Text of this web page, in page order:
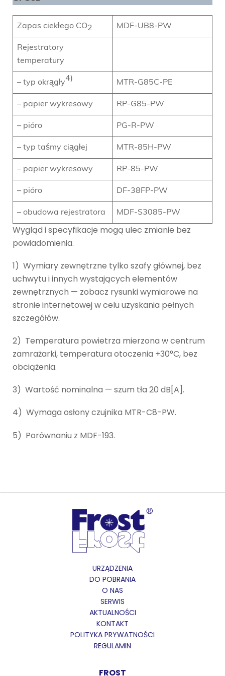
Zapas ciekłego CO2 MDF-UB8-PW
Rejestratory
temperatury
– typ okrągły4) MTR-G85C-PE
– papier wykresowy RP-G85-PW
– pióro PG-R-PW
– typ taśmy ciągłej MTR-85H-PW
– papier wykresowy RP-85-PW
– pióro DF-38FP-PW
– obudowa rejestratora MDF-S3085-PW
Wygląd i specyfikacje mogą ulec zmianie bez
powiadomienia.
1) Wymiary zewnętrzne tylko szafy głównej, bez
uchwytu i innych wystających elementów
zewnętrznych — zobacz rysunki wymiarowe na
stronie internetowej w celu uzyskania pełnych
szczegółów.
2) Temperatura powietrza mierzona w centrum
zamrażarki, temperatura otoczenia +30°C, bez
obciążenia.
3) Wartość nominalna — szum tła 20 dB[A].
4) Wymaga osłony czujnika MTR-C8-PW.
5) Porównaniu z MDF-193.
URZĄDZENIA
DO POBRANIA
O NAS
SERWIS
AKTUALNOŚCI
KONTAKT
POLITYKA PRYWATNOŚCI
REGULAMIN
FROST